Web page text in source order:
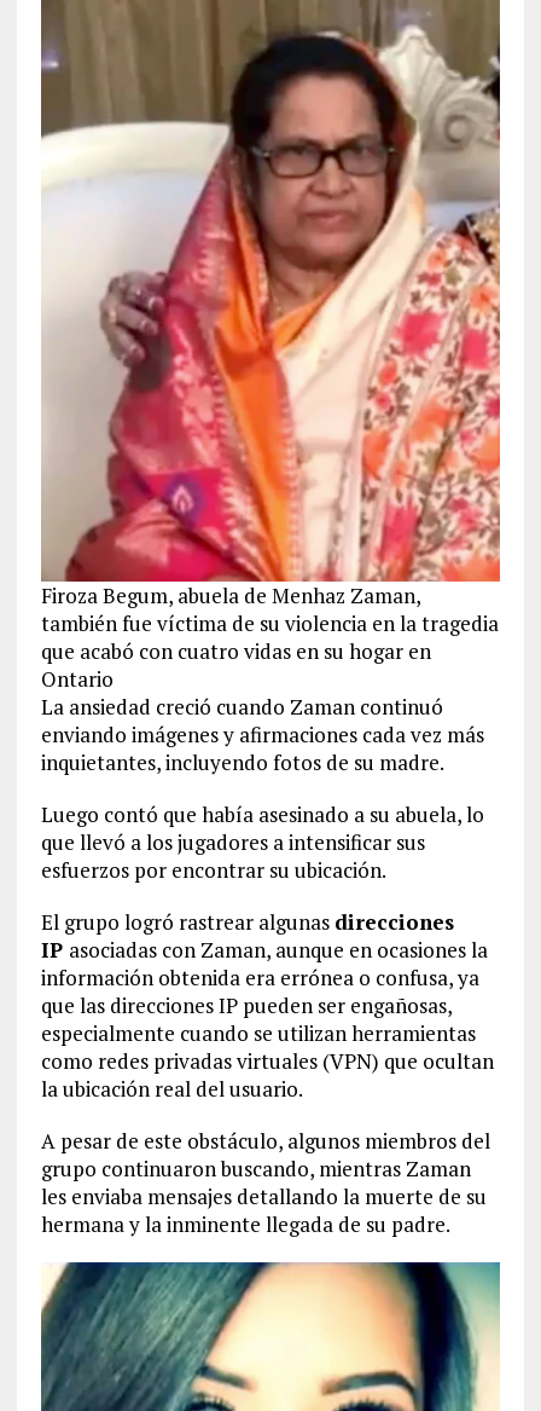
Firoza Begum, abuela de Menhaz Zaman,
también fue víctima de su violencia en la tragedia
que acabó con cuatro vidas en su hogar en
Ontario
La ansiedad creció cuando Zaman continuó
enviando imágenes y afirmaciones cada vez más
inquietantes, incluyendo fotos de su madre.
Luego contó que había asesinado a su abuela, lo
que llevó a los jugadores a intensificar sus
esfuerzos por encontrar su ubicación.
El grupo logró rastrear algunas direcciones
IP asociadas con Zaman, aunque en ocasiones la
información obtenida era errónea o confusa, ya
que las direcciones IP pueden ser engañosas,
especialmente cuando se utilizan herramientas
como redes privadas virtuales (VPN) que ocultan
la ubicación real del usuario.
A pesar de este obstáculo, algunos miembros del
grupo continuaron buscando, mientras Zaman
les enviaba mensajes detallando la muerte de su
hermana y la inminente llegada de su padre.